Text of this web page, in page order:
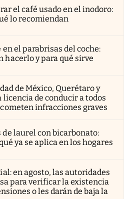
el café usado en el inodoro:
lo recomiendan
el parabrisas del coche:
hacerlo y para qué sirve
de México, Querétaro y
de conducir a todos
infracciones graves
de laurel con bicarbonato:
ya se aplica en los hogares
en agosto, las autoridades
para verificar la existencia
o les darán de baja la